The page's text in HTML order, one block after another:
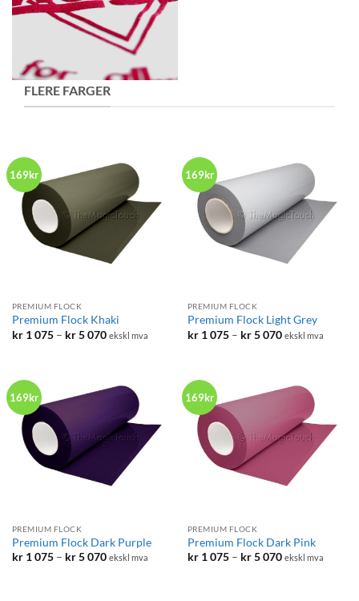
FLERE FARGER
169kr
PREMIUM FLOCK
Premium Flock Khaki
kr1 075 – kr5 070Prisområde:
070
ekskl mva
169kr
PREMIUM FLOCK
Premium Flock Light Grey
kr1 075 – kr5 070Prisområde:
070
ekskl mva
169kr
PREMIUM FLOCK
Premium Flock Dark Purple
kr1 075 – kr5 070Prisområde:
ekskl mva
169kr
PREMIUM FLOCK
Premium Flock Dark Pink
kr1 075 – kr5 070Prisområde:
ekskl mva